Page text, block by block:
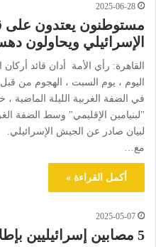
2025-06-28
مستوطنون يعتدون على
الإسرائيلي ويحاولون
القاهرة: رأي الأمة أدان قائد
اليوم ، يوم السبت ، الهجوم من
"لبنيامين الإقليمي" وسط الضفة
لبيان صادر عن الجيش
مع…
أكمل القراءة »
2025-05-07
5 مصابين إسرائيليين بإطلاق نار وعملية دهس